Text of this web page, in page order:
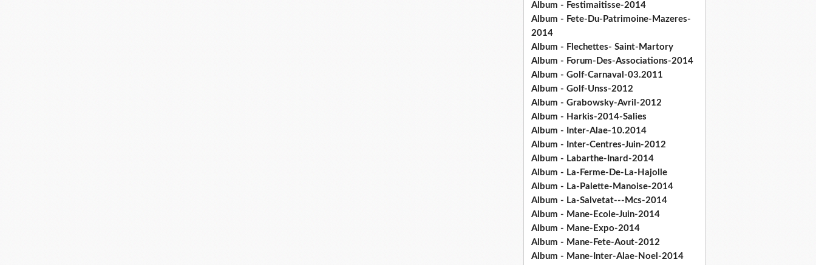
Album - Festimaitisse-2014
Album - Fete-Du-Patrimoine-Mazeres-
2014
Album - Flechettes- Saint-Martory
Album - Forum-Des-Associations-2014
Album - Golf-Carnaval-03.2011
Album - Golf-Unss-2012
Album - Grabowsky-Avril-2012
Album - Harkis-2014-Salies
Album - Inter-Alae-10.2014
Album - Inter-Centres-Juin-2012
Album - Labarthe-Inard-2014
Album - La-Ferme-De-La-Hajolle
Album - La-Palette-Manoise-2014
Album - La-Salvetat---Mcs-2014
Album - Mane-Ecole-Juin-2014
Album - Mane-Expo-2014
Album - Mane-Fete-Aout-2012
Album - Mane-Inter-Alae-Noel-2014